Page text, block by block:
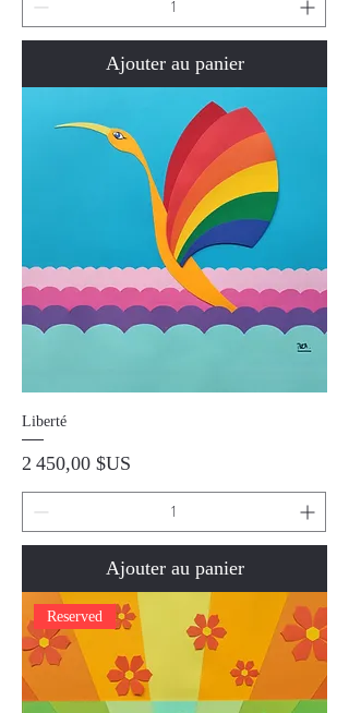
Ajouter au panier
Liberté
Prix
2 450,00 $US
Ajouter au panier
Reserved